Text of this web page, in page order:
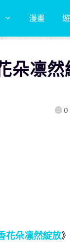
漫畫
朵凛然
0
花朵凛然綻放